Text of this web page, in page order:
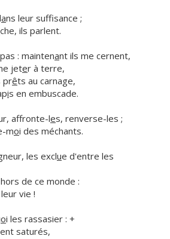
ans leur suffisance ;
che, ils parlent.
: maintenant ils me cernent,
jeter à terre,
prêts au carnage,
is en embuscade.
affronte-les, renverse-les ;
moi des méchants.
les exclue d'entre les
de ce monde :
vie !
oi les rassasier : +
saturés,